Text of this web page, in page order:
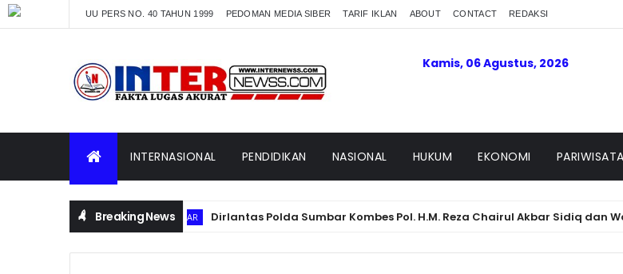
UU PERS NO. 40 TAHUN 1999 PEDOMAN MEDIA SIBER TARIF IKLAN ABOUT CONTACT REDAKSI
Kamis, 06 Agustus, 2026
INTERNASIONAL PENDIDIKAN NASIONAL HUKUM EKONOMI PARIWISATA
Breaking News
PADANG SUMBAR Dirlantas Polda Sumbar Kombes Pol. H.M. Reza Chairul Akbar Sidiq dan